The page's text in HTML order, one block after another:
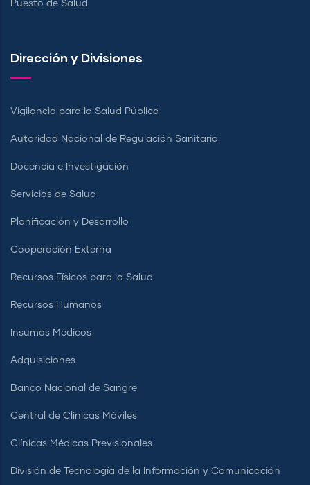
Puesto de Salud
Dirección y Divisiones
Vigilancia para la Salud Pública
Autoridad Nacional de Regulación Sanitaria
Docencia e Investigación
Servicios de Salud
Planificación y Desarrollo
Cooperación Externa
Recursos Físicos para la Salud
Recursos Humanos
Insumos Médicos
Adquisiciones
Banco Nacional de Sangre
Central de Clínicas Móviles
Clínicas Médicas Previsionales
División de Tecnología de la Información y Comunicación